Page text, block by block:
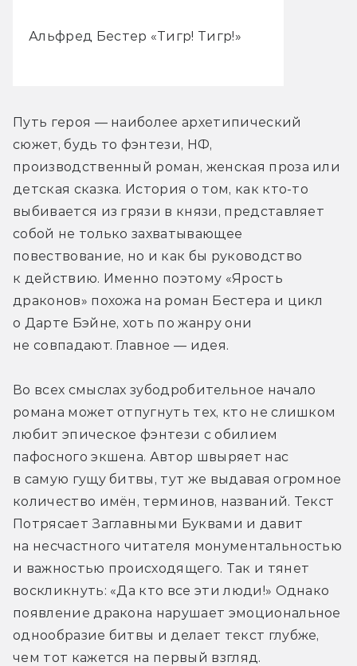
Альфред Бестер «Тигр! Тигр!»
Путь героя — наиболее архетипический
сюжет, будь то фэнтези, НФ,
производственный роман, женская проза или
детская сказка. История о том, как кто-то
выбивается из грязи в князи, представляет
собой не только захватывающее
повествование, но и как бы руководство
к действию. Именно поэтому «Ярость
драконов» похожа на роман Бестера и цикл
о Дарте Бэйне, хоть по жанру они
не совпадают. Главное — идея.
Во всех смыслах зубодробительное начало
романа может отпугнуть тех, кто не слишком
любит эпическое фэнтези с обилием
пафосного экшена. Автор швыряет нас
в самую гущу битвы, тут же выдавая огромное
количество имён, терминов, названий. Текст
Потрясает Заглавными Буквами и давит
на несчастного читателя монументальностью
и важностью происходящего. Так и тянет
воскликнуть: «Да кто все эти люди!» Однако
появление дракона нарушает эмоциональное
однообразие битвы и делает текст глубже,
чем тот кажется на первый взгляд.